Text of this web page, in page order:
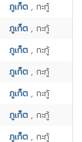
ภูเก็ต , กะทู้
ภูเก็ต , กะทู้
ภูเก็ต , กะทู้
ภูเก็ต , กะทู้
ภูเก็ต , กะทู้
ภูเก็ต , กะทู้
ภูเก็ต , กะทู้